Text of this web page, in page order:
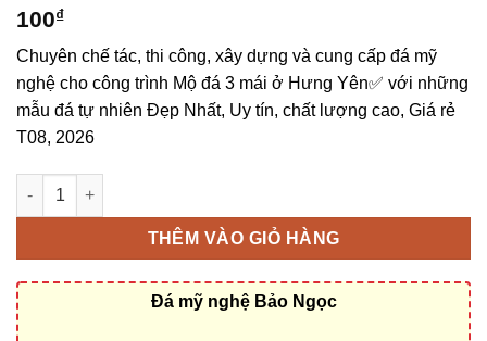
100₫
Chuyên chế tác, thi công, xây dựng và cung cấp đá mỹ
nghệ cho công trình Mộ đá 3 mái ở Hưng Yên✅ với những
mẫu đá tự nhiên Đẹp Nhất, Uy tín, chất lượng cao, Giá rẻ
T08, 2026
Bán và xây dựng, làm Mộ đá 3 mái ở Hưng Yên rẻ đẹp số lượng
THÊM VÀO GIỎ HÀNG
Đá mỹ nghệ Bảo Ngọc